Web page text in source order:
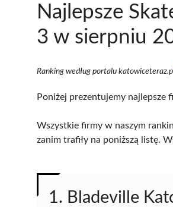
Najlepsze
3 w sierpniu
Ranking według portalu
Poniżej prezentujemy najlepsze
Wszystkie firmy w naszym
zanim trafiły na poniższą listę.
1. Bladeville